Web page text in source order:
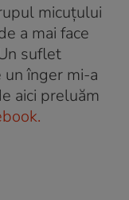
micuțului
a mai face
suflet
un înger mi-a
aici preluăm